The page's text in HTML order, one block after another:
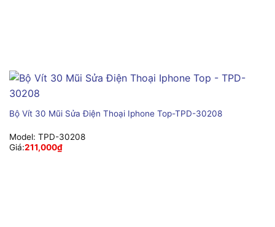
Bộ Vít 30 Mũi Sửa Điện Thoại Iphone Top-TPD-30208
Model: TPD-30208
Giá:211,000₫